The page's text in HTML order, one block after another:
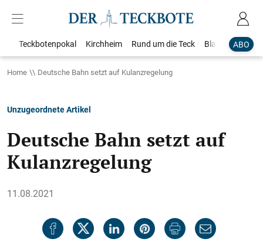
ABO
Teckbotenpokal Kirchheim Rund um die Teck Blaulicht
Home Deutsche Bahn setzt auf Kulanzregelung
Unzugeordnete Artikel
Deutsche Bahn setzt auf
Kulanzregelung
11.08.2021